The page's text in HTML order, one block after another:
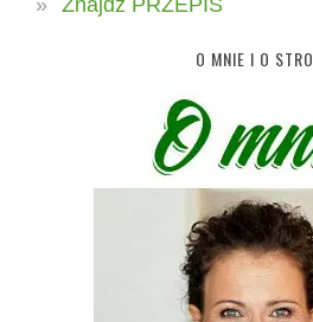
Znajdź PRZEPIS
O MNIE I O